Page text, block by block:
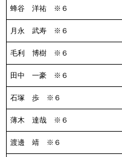
蜂谷 洋祐 ※６
月永 武寿 ※６
毛利 博樹 ※６
田中 一豪 ※６
石塚 歩 ※６
薄木 達哉 ※６
渡邊 靖 ※６